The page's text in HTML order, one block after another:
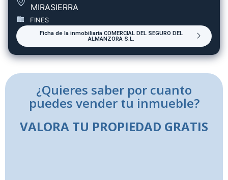
MIRASIERRA
FINES
Ficha de la inmobiliaria COMERCIAL DEL SEGURO DEL
ALMANZORA S.L.
¿Quieres saber por cuanto
puedes vender tu inmueble?
VALORA TU PROPIEDAD GRATIS